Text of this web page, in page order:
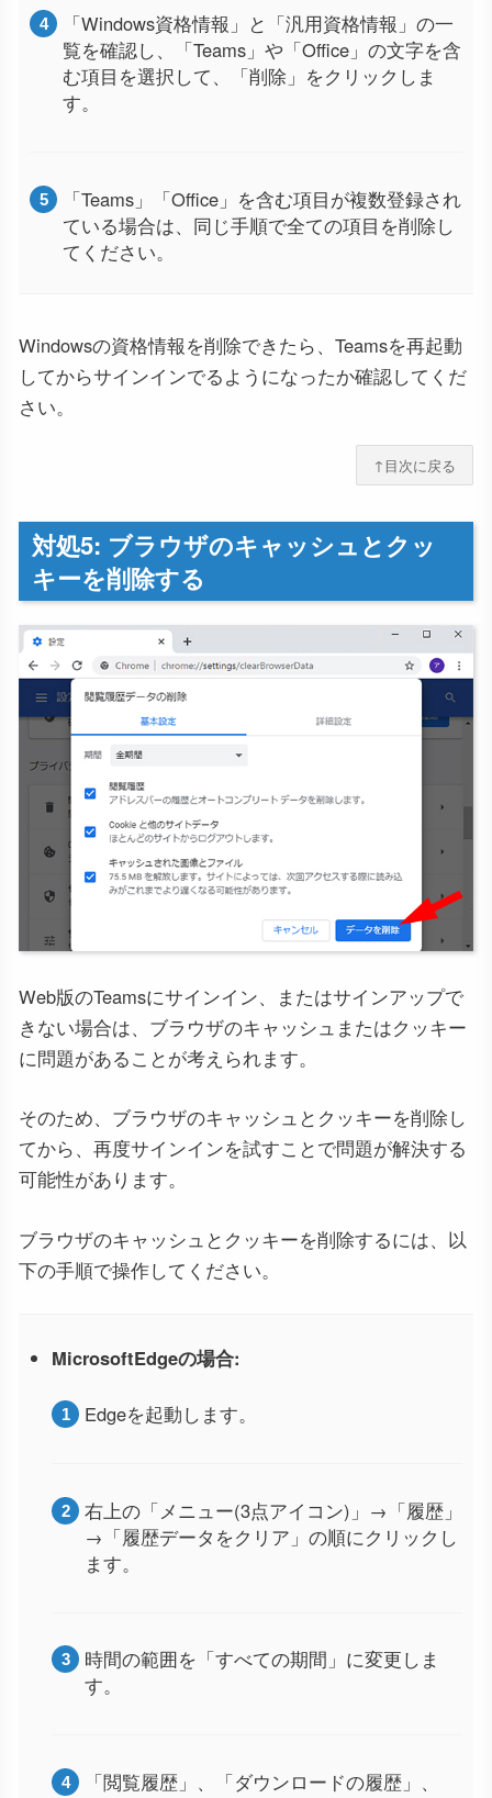
「Windows資格情報」と「汎用資格情報」の一
覧を確認し、「Teams」や「Office」の文字を含
む項目を選択して、「削除」をクリックしま
す。
「Teams」「Office」を含む項目が複数登録され
ている場合は、同じ手順で全ての項目を削除し
てください。
Windowsの資格情報を削除できたら、Teamsを再起動
してからサインインでるようになったか確認してくだ
さい。
↑目次に戻る
対処5: ブラウザのキャッシュとクッ
キーを削除する
Web版のTeamsにサインイン、またはサインアップで
きない場合は、ブラウザのキャッシュまたはクッキー
に問題があることが考えられます。
そのため、ブラウザのキャッシュとクッキーを削除し
てから、再度サインインを試すことで問題が解決する
可能性があります。
ブラウザのキャッシュとクッキーを削除するには、以
下の手順で操作してください。
MicrosoftEdgeの場合:
Edgeを起動します。
右上の「メニュー(3点アイコン)」→「履歴」
→「履歴データをクリア」の順にクリックし
ます。
時間の範囲を「すべての期間」に変更しま
す。
「閲覧履歴」、「ダウンロードの履歴」、